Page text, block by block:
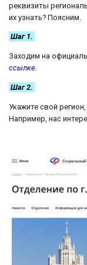
реквизиты
их узнать? Поясним.
Шаг 1.
Заходим на
ссылке.
Шаг 2.
Укажите свой
Например, нас